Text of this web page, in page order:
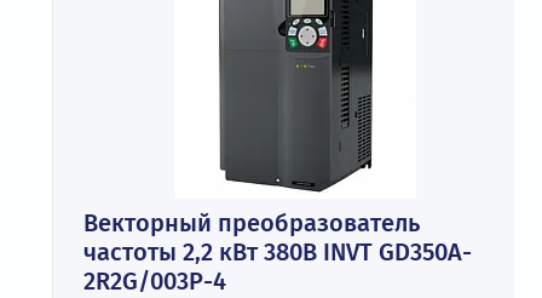
Векторный преобразователь
частоты 2,2 кВт 380В INVT GD350A-
2R2G/003P-4